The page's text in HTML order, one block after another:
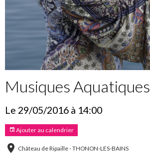
Musiques Aquatiques
Le 29/05/2016 à 14:00
Ajouter au calendrier
Château de Ripaille - THONON-LES-BAINS